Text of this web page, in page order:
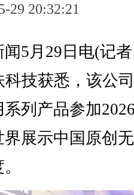
29 20:32:21
月29日电(记者
技获悉，该公
列产品参加
展示中国原创